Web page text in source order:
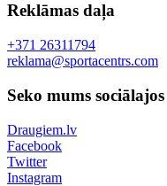
Reklāmas daļa
+371 26311794
reklama@sportacentrs.com
Seko mums
Draugiem.lv
Facebook
Twitter
Instagram